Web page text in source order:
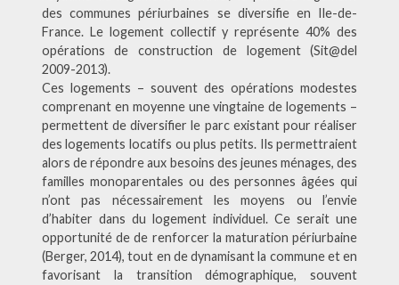
des communes périurbaines se diversifie en Ile-de-
France. Le logement collectif y représente 40% des
opérations de construction de logement (Sit@del
2009-2013).
Ces logements – souvent des opérations modestes
comprenant en moyenne une vingtaine de logements –
permettent de diversifier le parc existant pour réaliser
des logements locatifs ou plus petits. Ils permettraient
alors de répondre aux besoins des jeunes ménages, des
familles monoparentales ou des personnes âgées qui
n’ont pas nécessairement les moyens ou l’envie
d’habiter dans du logement individuel. Ce serait une
opportunité de de renforcer la maturation périurbaine
(Berger, 2014), tout en de dynamisant la commune et en
favorisant la transition démographique, souvent